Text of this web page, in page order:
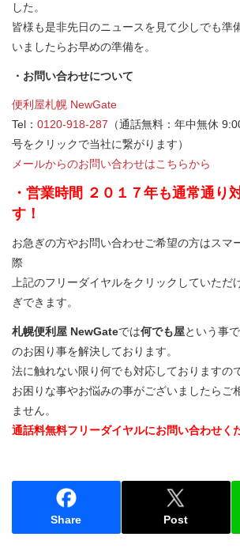
した。
皆様も是非先日のニュースを見て少しでも準
いましたらお早めの準備を。
・お問い合わせについて
便利屋札幌 NewGate
Tel： 0120-918-287 （通話無料：年中無休
号をクリックで当社に繋がります）
メールからのお問い合わせはこちらから
・営業時間 ２０１７年も通常通り
す！
お急ぎの方やお問い合わせご希望の方はスマ
際
上記のフリーダイヤルをクリックしていただ
ぎできます。
札幌便利屋 NewGateでは何でも屋という事
のお困り事を解決しております。
法に触れない限り何でも対応しておりますの
お困りな事やお悩みの事がございましたらご
ません。
通話料無料フリーダイヤルにお問い合わせく
Share Post